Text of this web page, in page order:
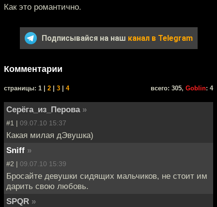
Как это романтично.
Подписывайся на наш канал в Telegram
Комментарии
cтраницы: 1 | 2 3 4 всего: 305, Goblin: 4
Серёга_из_Перова »
#1 | 09.07.10 15:37
Какая милая дЭвушка)
Sniff »
#2 | 09.07.10 15:39
Бросайте девушки сидящих мальчиков, не стоит им
дарить свою любовь.
SPQR »